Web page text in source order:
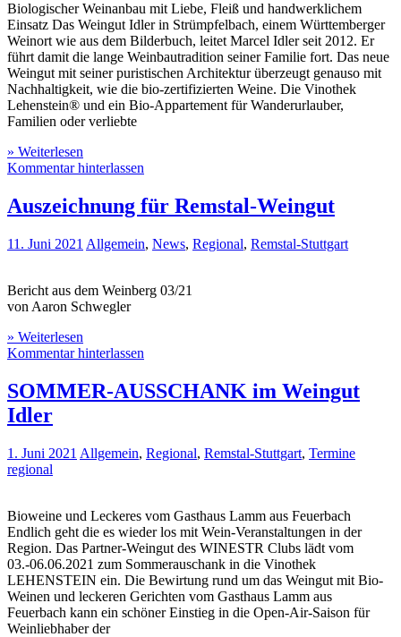
Biologischer Weinanbau mit Liebe, Fleiß und handwerklichem
Einsatz Das Weingut Idler in Strümpfelbach, einem Württemberger
Weinort wie aus dem Bilderbuch, leitet Marcel Idler seit 2012. Er
führt damit die lange Weinbautradition seiner Familie fort. Das neue
Weingut mit seiner puristischen Architektur überzeugt genauso mit
Nachhaltigkeit, wie die bio-zertifizierten Weine. Die Vinothek
Lehenstein® und ein Bio-Appartement für Wanderurlauber,
Familien oder verliebte
» Weiterlesen
Kommentar hinterlassen
Auszeichnung für Remstal-Weingut
11. Juni 2021 Allgemein, News, Regional, Remstal-Stuttgart
Bericht aus dem Weinberg 03/21
von Aaron Schwegler
» Weiterlesen
Kommentar hinterlassen
SOMMER-AUSSCHANK im Weingut
Idler
1. Juni 2021 Allgemein, Regional, Remstal-Stuttgart, Termine
regional
Bioweine und Leckeres vom Gasthaus Lamm aus Feuerbach
Endlich geht die es wieder los mit Wein-Veranstaltungen in der
Region. Das Partner-Weingut des WINESTR Clubs lädt vom
03.-06.06.2021 zum Sommerauschank in die Vinothek
LEHENSTEIN ein. Die Bewirtung rund um das Weingut mit Bio-
Weinen und leckeren Gerichten vom Gasthaus Lamm aus
Feuerbach kann ein schöner Einstieg in die Open-Air-Saison für
Weinliebhaber der